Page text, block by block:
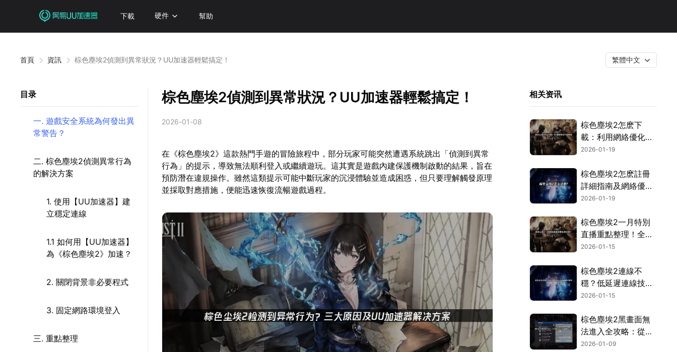
下載 硬件 幫助
首頁 資訊 棕色塵埃2偵測到異常狀況？UU加速器輕鬆搞定！ 繁體中文
目录
一. 遊戲安全系統為何發出異
常警告？
二. 棕色塵埃2偵測異常行為
的解決方案
1. 使用【UU加速器】建
立穩定連線
1.1 如何用【UU加速器】
為《棕色塵埃2》加速？
2. 關閉背景非必要程式
3. 固定網路環境登入
三. 重點整理
棕色塵埃2偵測到異常狀況？UU加速器輕鬆搞定！
2026-01-08
在《棕色塵埃2》這款熱門手遊的冒險旅程中，部分玩家可能突然遭遇系統跳出「偵測到異常
行為」的提示，導致無法順利登入或繼續遊玩。這其實是遊戲內建保護機制啟動的結果，旨在
預防潛在違規操作。雖然這類提示可能中斷玩家的沉浸體驗並造成困惑，但只要理解觸發原理
並採取對應措施，便能迅速恢復流暢遊戲過程。
相关资讯
棕色塵埃2怎麽下
載：利用網絡優化工
具輕松解決！
2026-01-19
棕色塵埃2怎麽註冊
詳細指南及網絡優化
技巧！
2026-01-19
棕色塵埃2一月特別
直播重點整理！全新
造型與活動搶先看！
2026-01-15
棕色塵埃2連線不
穩？低延遲連線技巧
大公開！
2026-01-15
棕色塵埃2黑畫面無
法進入全攻略：從問
題解析到快速解決！
2026-01-09